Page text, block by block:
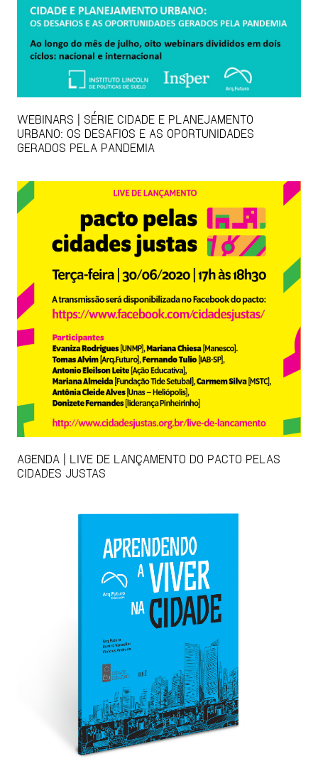
WEBINARS | SÉRIE CIDADE E PLANEJAMENTO
URBANO: OS DESAFIOS E AS OPORTUNIDADES
GERADOS PELA PANDEMIA
AGENDA | LIVE DE LANÇAMENTO DO PACTO PELAS
CIDADES JUSTAS